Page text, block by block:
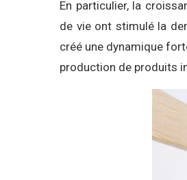
En particulier, la
de vie ont stimulé la
créé une dynamique
production de produits